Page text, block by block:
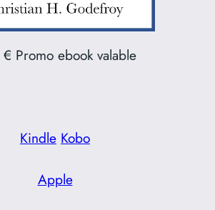
Promo ebook valable
Kindle Kobo
Apple